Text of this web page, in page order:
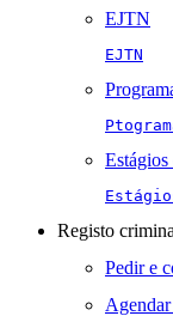
EJTN
EJTN
Registo
Pedir e